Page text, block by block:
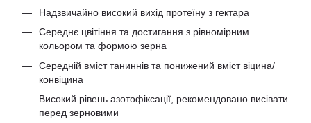
Надзвичайно високий вихід протеїну з гектара
Середнє цвітіння та достигання з рівномірним
кольором та формою зерна
Середній вміст таниннів та понижений вміст віцина/
конвіцина
Високий рівень азотофіксації, рекомендовано висівати
перед зерновими